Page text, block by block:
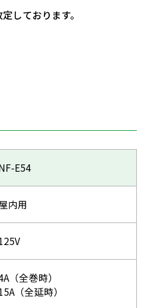
しております。
E54
内用
（全巻時）
（全延時）